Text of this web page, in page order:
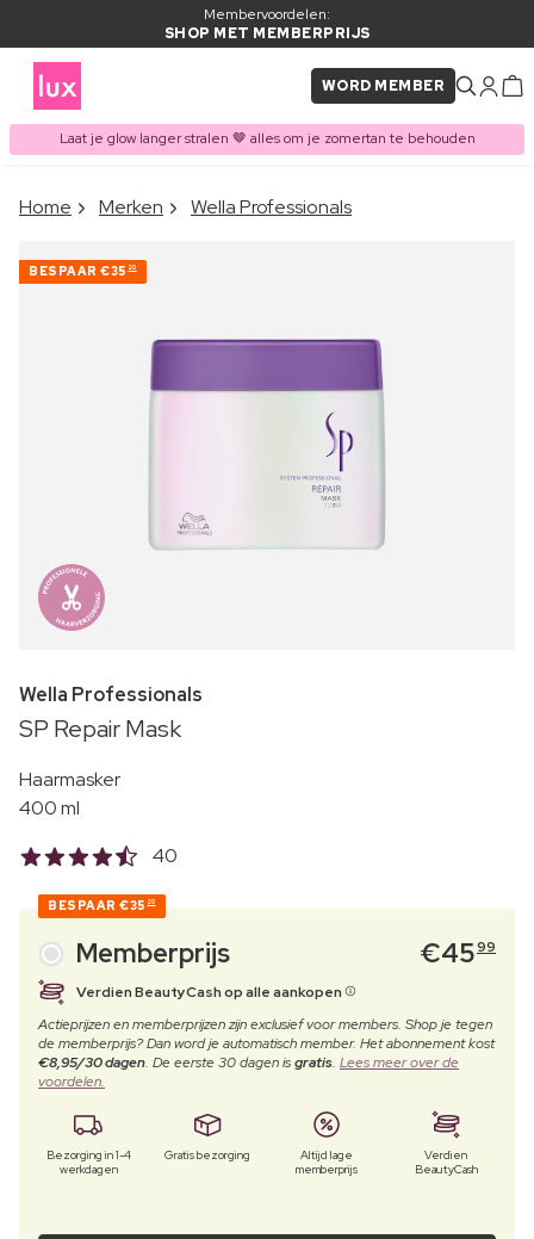
Membervoordelen:
SHOP MET MEMBERPRIJS
WORD MEMBER
Laat je glow langer stralen 🤎 alles om je zomertan te behouden
ITEM TOEGEVOEGD AAN
Home Merken Wella Professionals
BESPAAR €35 20
Wella Professionals
SP Repair Mask
Haarmasker
400 ml
40
BESPAAR €35 20
Memberprijs €4599
Verdien BeautyCash op alle aankopen
Actieprijzen en memberprijzen zijn exclusief voor members. Shop je tegen
de memberprijs? Dan word je automatisch member. Het abonnement kost
€8,95/30 dagen. De eerste 30 dagen isgratis. Lees meer over de
voordelen.
Bezorging in 1-4
werkdagen
Gratis bezorging
Altijd lage
memberprijs
Verdien
BeautyCash